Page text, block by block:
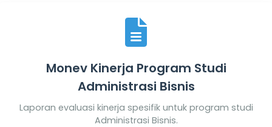
Monev Kinerja Program Studi
Administrasi Bisnis
Laporan evaluasi kinerja spesifik untuk program studi
Administrasi Bisnis.